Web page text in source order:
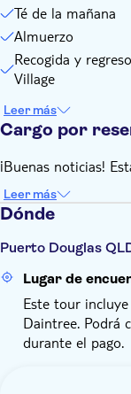
Té de la mañana
Almuerzo
Recogida y
Village
Leer más
Cargo por
¡Buenas noticias!
Leer más
Dónde
Puerto Douglas
Lugar de
Este tour
Daintree. Podrá
durante el pago.